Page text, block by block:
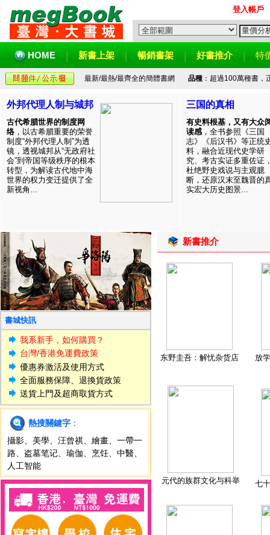
登入帳戶
HOME 新書上架 暢銷書架 好書推介 特
最新/最熱/最齊全的簡體書網 品種：超過100萬種書，
外邦代理人制与城邦
古代希腊世界的制度网
络 ，以古希腊重要的荣誉
制度“外邦代理人制”为透
镜，透视城邦从“无政府社
会”到帝国等级秩序的根本
转型，为解读古代地中海
世界的权力变迁提供了全
新视角...
三国的真相
有史料根基，又有大众
读感 ，全书参照《三国
志》《后汉书》等正统
料，融合近现代史学研
究、考古实证多重佐证
杜绝野史戏说与主观臆
断，还原汉末至魏晋的
实宏大历史图景...
書城快訊
我系新手，如何購買？
台灣/香港免運費政策
優惠券激活及使用方式
全面服務保障、退換貨政策
送貨上門及超商取貨方式
熱搜關鍵字 ：
攝影
美學 汪曾祺 繪畫
一帶一
路
盗墓笔记 瑜伽 烹饪 中醫
人工智能
新書推介
东野圭吾：解忧杂货店 放
元代的族群文化与科举 七